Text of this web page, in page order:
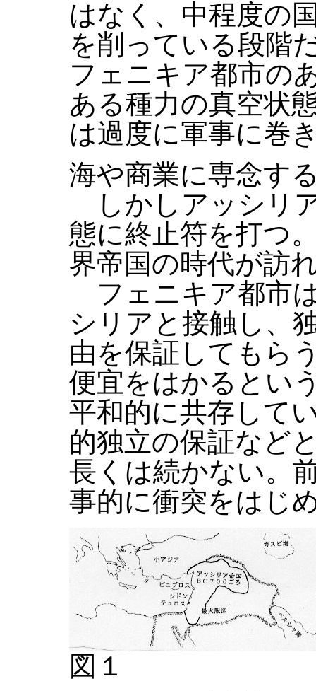
はなく、中程度の
を削っている段階
フェニキア都市の
ある種力の真空状
は過度に軍事に巻
海や商業に専念す
しかしアッシリ
態に終止符を打つ
界帝国の時代が訪
フェニキア都市
シリアと接触し、
由を保証してもら
便宜をはかるとい
平和的に共存して
的独立の保証など
長くは続かない。
事的に衝突をはじ
図１